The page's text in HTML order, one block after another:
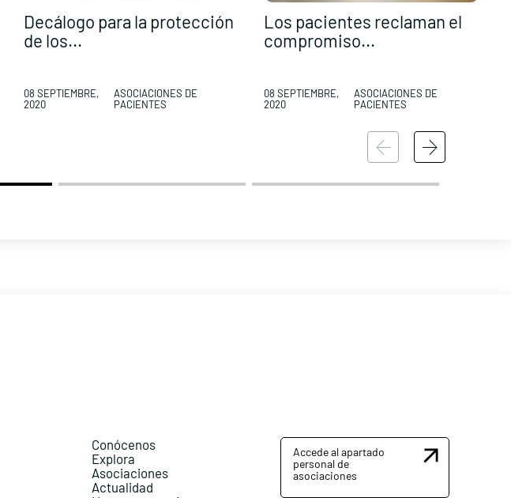
Decálogo para la protección
de los...
08 SEPTIEMBRE,
2020
ASOCIACIONES DE
PACIENTES
Los pacientes reclaman el
compromiso...
08 SEPTIEMBRE,
2020
ASOCIACIONES DE
PACIENTES
Conócenos
Explora
Asociaciones
Actualidad
Accede al apartado
personal de
asociaciones